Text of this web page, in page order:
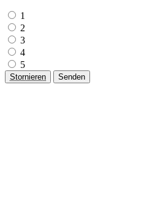
1
2
3
4
5
Stornieren Senden